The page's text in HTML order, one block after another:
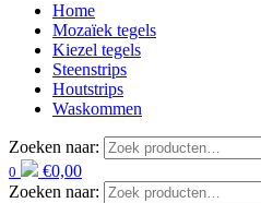
Home
Mozaïek tegels
Kiezel tegels
Steenstrips
Houtstrips
Waskommen
Zoeken naar:
0
€0,00
Zoeken naar: